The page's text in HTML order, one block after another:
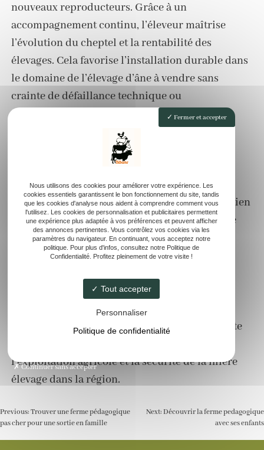
nouveaux reproducteurs. Grâce à un
accompagnement continu, l’éleveur maîtrise
l’évolution du cheptel et la rentabilité des
élevages. Cela favorise l’installation durable dans
le domaine de l’élevage d’âne à vendre sans
crainte de défaillance technique ou
administrative.
Le suivi professionnel inclut la formation à la
gestion du troupeau, l’apprentissage des
techniques de reproduction ou la surveillance
des mises-bas. L’acquéreur bénéficie d’un soutien
lors de situations d’urgence ou d’apparition de
maladies sur les animaux. L’expert aide à
valoriser chaque animal, du veau à la femelle
logique de développement respectueuse des
intérêts du nouvel éleveur, du cheptel et du
territoire. S’engager avec un professionnel reste
l’exploitation agricole et la sécurité de la filière
élevage dans la région.
Navigation
Previous: Trouver une ferme pédagogique
pas cher pour une sortie en famille
Next: Découvrir la ferme pedagogique
avec ses enfants
Fermer et accepter
Nous utilisons des cookies pour améliorer votre expérience. Les
cookies essentiels garantissent le bon fonctionnement du site, tandis
que les cookies d'analyse nous aident à comprendre comment vous
l'utilisez. Les cookies de personnalisation et publicitaires permettent
une expérience plus adaptée à vos préférences et peuvent afficher
des annonces pertinentes. Vous contrôlez vos cookies via les
paramètres du navigateur. En continuant, vous acceptez notre
politique. Pour plus d'infos, consultez notre Politique de
Confidentialité. Profitez pleinement de votre visite !
Tout accepter
Personnaliser
Politique de confidentialité
Continuer sans accepter